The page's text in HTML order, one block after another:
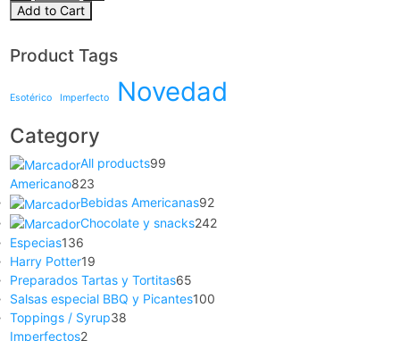
Add to Cart
Product Tags
Esotérico Imperfecto Novedad
Category
All products99
Americano823
Bebidas Americanas92
Chocolate y snacks242
Especias136
Harry Potter19
Preparados Tartas y Tortitas65
Salsas especial BBQ y Picantes100
Toppings / Syrup38
Imperfectos2